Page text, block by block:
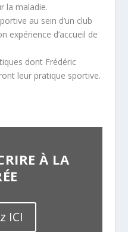
la maladie.
au sein d’un club
expérience d’accueil de
dont Frédéric
leur pratique sportive.
À LA
ICI